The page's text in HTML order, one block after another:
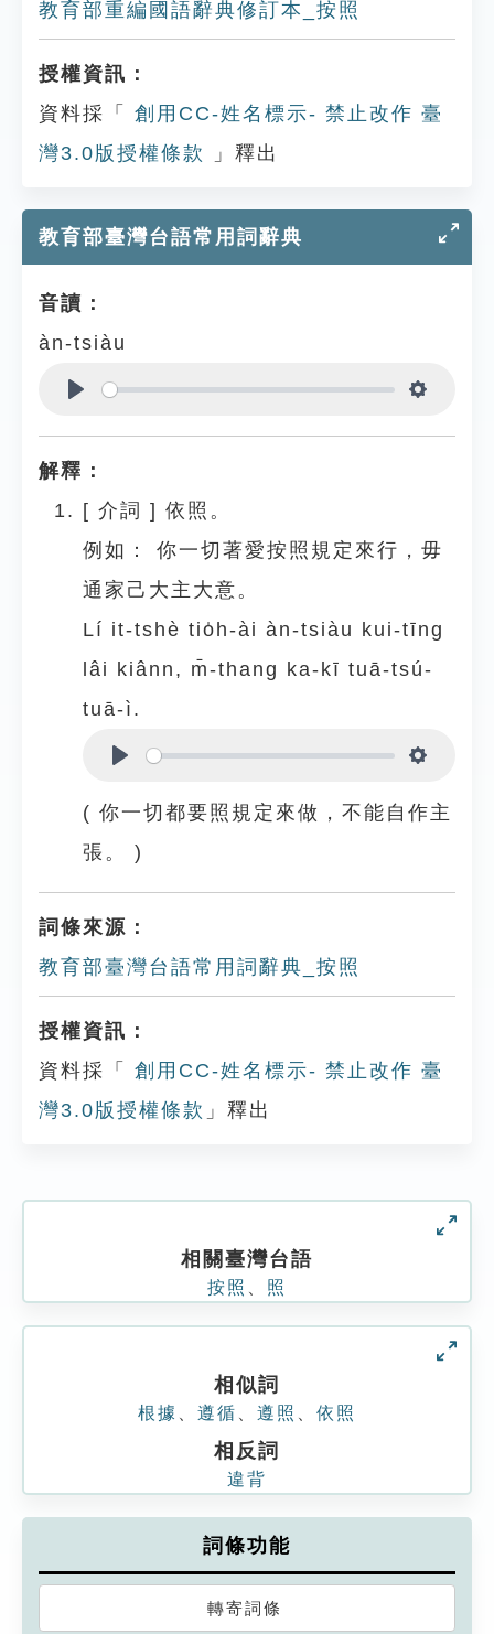
教育部重編國語辭典修訂本_按照
授權資訊：
資料採「
創用CC-姓名標示- 禁止改作 臺
灣3.0版授權條款
」釋出
教育部臺灣台語常用詞辭典
音讀：
àn-tsiàu
解釋：
[ 介詞 ] 依照。
例如：
你一切著愛按照規定來行，毋
通家己大主大意。
Lí it-tshè tio̍h-ài àn-tsiàu kui-tīng
lâi kiânn, m̄-thang ka-kī tuā-tsú-
tuā-ì.
( 你一切都要照規定來做，不能自作主
張。 )
詞條來源：
教育部臺灣台語常用詞辭典_按照
授權資訊：
資料採「
創用CC-姓名標示- 禁止改作 臺
灣3.0版授權條款 」釋出
相關臺灣台語
按照 照
相似詞
根據 遵循 遵照 依照
相反詞
違背
詞條功能
轉寄詞條